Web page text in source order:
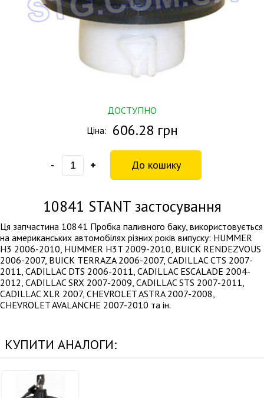
ДОСТУПНО
Ціна: 606.28 грн
- +
10841 STANT застосування
Ця запчастина 10841 Пробка паливного баку, використовується
на американських автомобілях різних років випуску: HUMMER
H3 2006-2010, HUMMER H3T 2009-2010, BUICK RENDEZVOUS
2006-2007, BUICK TERRAZA 2006-2007, CADILLAC CTS 2007-
2011, CADILLAC DTS 2006-2011, CADILLAC ESCALADE 2004-
2012, CADILLAC SRX 2007-2009, CADILLAC STS 2007-2011,
CADILLAC XLR 2007, CHEVROLET ASTRA 2007-2008,
CHEVROLET AVALANCHE 2007-2010 та ін.
КУПИТИ АНАЛОГИ: